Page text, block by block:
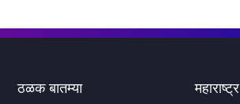
ठळक बातम्या
महाराष्ट्र